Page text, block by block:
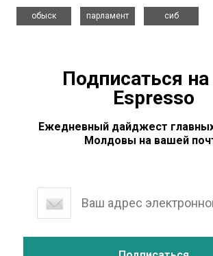
обыск
парламент
сиб
Подписаться на
Espresso
Ежедневный дайджест
Молдовы на вашей